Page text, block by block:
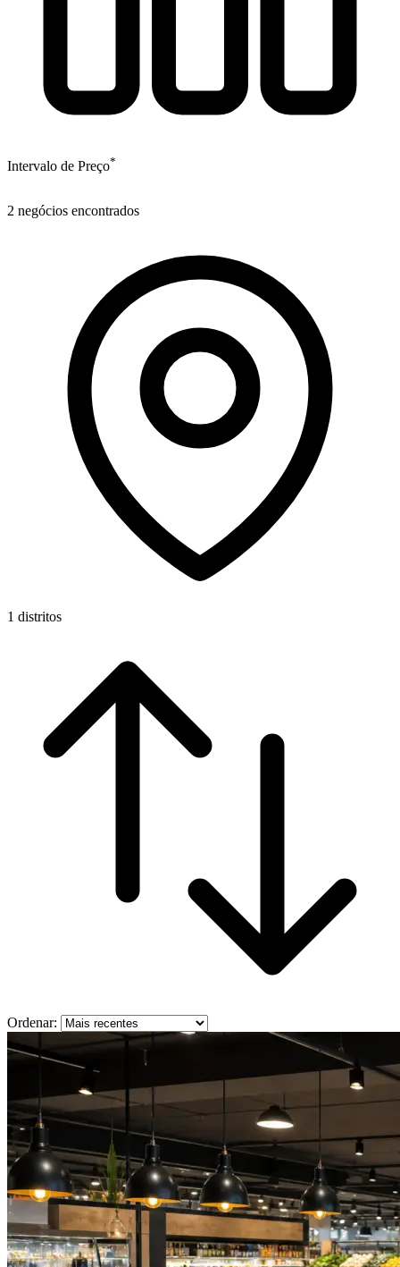
Intervalo de Preço*
2 negócios encontrados
1 distritos
Ordenar: